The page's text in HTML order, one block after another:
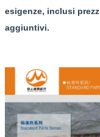
esigenze, inclusi
aggiuntivi.